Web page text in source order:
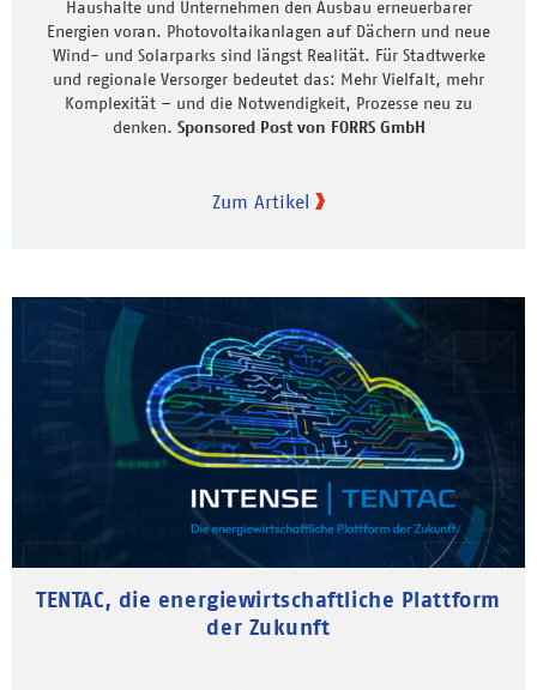
Haushalte und Unternehmen den Ausbau erneuerbarer
Energien voran. Photovoltaikanlagen auf Dächern und neue
Wind- und Solarparks sind längst Realität. Für Stadtwerke
und regionale Versorger bedeutet das: Mehr Vielfalt, mehr
Komplexität – und die Notwendigkeit, Prozesse neu zu
denken. Sponsored Post von FORRS GmbH
Zum Artikel
TENTAC, die energiewirtschaftliche Plattform
der Zukunft